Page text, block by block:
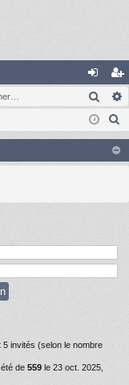
on
ne
on
ns
cri
pti
on
5 invités (selon le nombre
de 559 le 23 oct. 2025,